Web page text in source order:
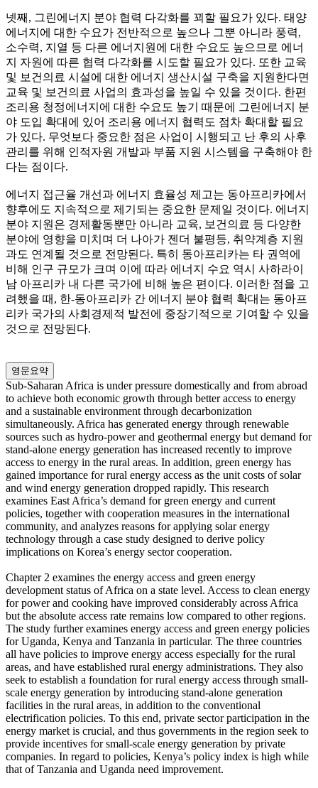
넷째, 그린에너지 분야 협력 다각화를 꾀할 필요가 있다. 태양
에너지에 대한 수요가 전반적으로 높으나 그뿐 아니라 풍력,
소수력, 지열 등 다른 에너지원에 대한 수요도 높으므로 에너
지 자원에 따른 협력 다각화를 시도할 필요가 있다. 또한 교육
및 보건의료 시설에 대한 에너지 생산시설 구축을 지원한다면
교육 및 보건의료 사업의 효과성을 높일 수 있을 것이다. 한편
조리용 청정에너지에 대한 수요도 높기 때문에 그린에너지 분
야 도입 확대에 있어 조리용 에너지 협력도 점차 확대할 필요
가 있다. 무엇보다 중요한 점은 사업이 시행되고 난 후의 사후
관리를 위해 인적자원 개발과 부품 지원 시스템을 구축해야 한
다는 점이다.
에너지 접근율 개선과 에너지 효율성 제고는 동아프리카에서
향후에도 지속적으로 제기되는 중요한 문제일 것이다. 에너지
분야 지원은 경제활동뿐만 아니라 교육, 보건의료 등 다양한
분야에 영향을 미치며 더 나아가 젠더 불평등, 취약계층 지원
과도 연계될 것으로 전망된다. 특히 동아프리카는 타 권역에
비해 인구 규모가 크며 이에 따라 에너지 수요 역시 사하라이
남 아프리카 내 다른 국가에 비해 높은 편이다. 이러한 점을 고
려했을 때, 한-동아프리카 간 에너지 분야 협력 확대는 동아프
리카 국가의 사회경제적 발전에 중장기적으로 기여할 수 있을
것으로 전망된다.
영문요약
Sub-Saharan Africa is under pressure domestically and from abroad
to achieve both economic growth through better access to energy
and a sustainable environment through decarbonization
simultaneously. Africa has generated energy through renewable
sources such as hydro-power and geothermal energy but demand for
stand-alone energy generation has increased recently to improve
access to energy in the rural areas. In addition, green energy has
gained importance for rural energy access as the unit costs of solar
and wind energy generation dropped rapidly. This research
examines East Africa’s demand for green energy and current
policies, together with cooperation measures in the international
community, and analyzes reasons for applying solar energy
technology through a case study designed to derive policy
implications on Korea’s energy sector cooperation.
Chapter 2 examines the energy access and green energy
development status of Africa on a state level. Access to clean energy
for power and cooking have improved considerably across Africa
but the absolute access rate remains low compared to other regions.
The study further examines energy access and green energy policies
for Uganda, Kenya and Tanzania in particular. The three countries
all have policies to improve energy access especially for the rural
areas, and have established rural energy administrations. They also
seek to establish a foundation for rural energy access through small-
scale energy generation by introducing stand-alone generation
facilities in the rural areas, in addition to the conventional
electrification policies. To this end, private sector participation in the
energy market is crucial, and thus governments in the region seek to
provide incentives for small-scale energy generation by private
companies. In regard to policies, Kenya’s policy index is high while
that of Tanzania and Uganda need improvement.